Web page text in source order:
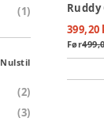
(1)
Nulstil
(2)
(3)
399,20
Før